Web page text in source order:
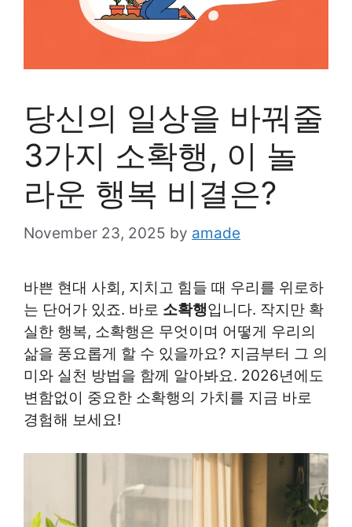
당신의 일상을 바꿔줄
3가지 소확행, 이 놀
라운 행복 비결은?
November 23, 2025 by amade
바쁜 현대 사회, 지치고 힘들 때 우리를 위로하
는 단어가 있죠. 바로 소확행입니다. 작지만 확
실한 행복, 소확행은 무엇이며 어떻게 우리의
삶을 풍요롭게 할 수 있을까요? 지금부터 그 의
미와 실천 방법을 함께 알아봐요. 2026년에도
변함없이 중요한 소확행의 가치를 지금 바로
경험해 보세요!